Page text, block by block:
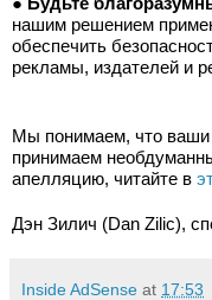
нашим решением
обеспечить
рекламы, издателей и
Мы понимаем, что
принимаем
апелляцию, читайте в
Дэн Зилич (Dan Zilic),
Inside AdSense at 17:53